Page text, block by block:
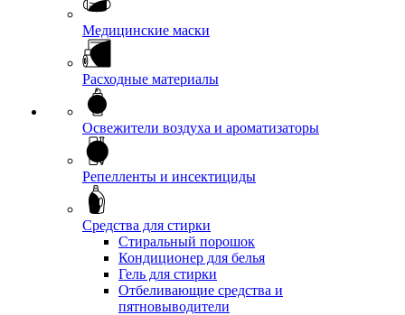
Медицинские маски
Расходные материалы
Освежители воздуха и ароматизаторы
Репелленты и инсектициды
Средства для стирки
Стиральный порошок
Кондиционер для белья
Гель для стирки
Отбеливающие средства и
пятновыводители